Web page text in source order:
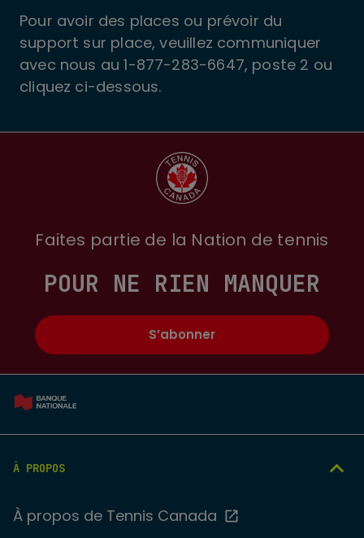
Pour avoir des places ou prévoir du
support sur place, veuillez communiquer
avec nous au 1-877-283-6647, poste 2 ou
cliquez ci-dessous.
À PROPOS
À propos de Tennis Canada
Faites partie de la Nation de tennis
POUR NE RIEN MANQUER
S’abonner